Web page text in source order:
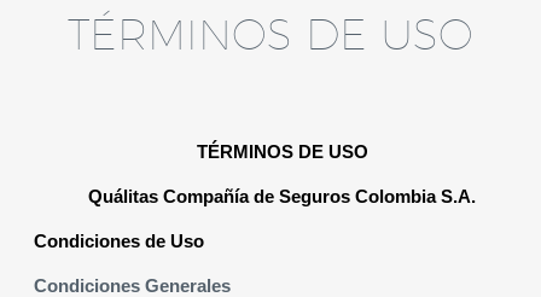
TÉRMINOS DE USO
TÉRMINOS DE USO
Quálitas Compañía de Seguros Colombia S.A.
Condiciones de Uso
Condiciones Generales